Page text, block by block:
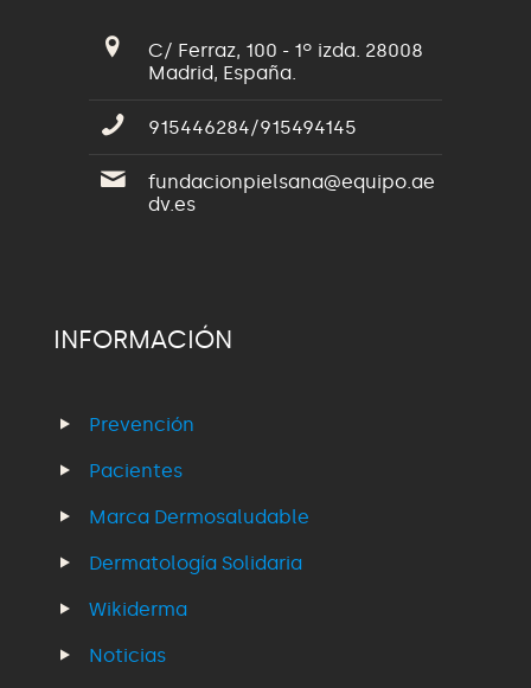
C/ Ferraz, 100 - 1º izda. 28008
Madrid, España.
915446284/915494145
fundacionpielsana@equipo.ae
dv.es
INFORMACIÓN
Prevención
Pacientes
Marca Dermosaludable
Dermatología Solidaria
Wikiderma
Noticias